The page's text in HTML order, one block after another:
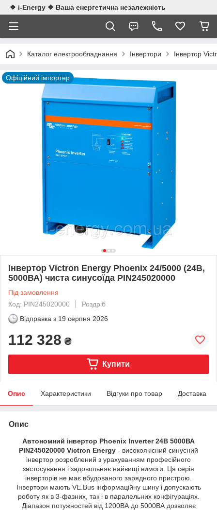
❖ i-Energy ❖ Ваша енергетична незалежність
Каталог електрообладнання Інвертори Інвертор
Офіційний імпортер
Інвертор Victron Energy Phoenix 24/5000 (24В,
5000ВА) чиста синусоїда PIN245020000
Під замовлення
Код: PIN245020000
Роздріб
Відправка з 19 серпня 2026
112 328 ₴
Купити
Опис Характеристики Відгуки про товар Доставка
Опис
Автономний інвертор Phoenix Inverter 24В 5000ВА
PIN245020000 Victron Energy - високоякісний синусний
інвертор розроблений з урахуванням професійного
застосування і задовольняє найвищі вимоги. Ця серія
інверторів не має вбудованого зарядного пристрою.
Інвертори мають VE.Bus інформаційну шину і допускають
роботу як в 3-фазних, так і в паралельних конфігураціях.
Діапазон потужностей від 1200ВА до 5000ВА дозволяє